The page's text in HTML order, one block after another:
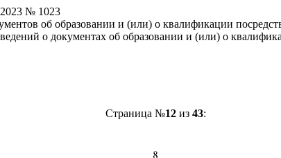
№ 1023
об образовании и (или) о квалификации
о документах об образовании и (или) о
Страница №12из 43: